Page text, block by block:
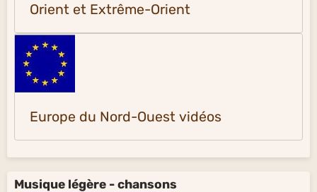
Orient et Extrême-Orient
Europe du Nord-Ouest vidéos
Musique légère - chansons